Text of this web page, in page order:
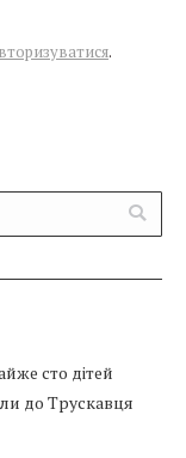
.
сто дітей
до Трускавця